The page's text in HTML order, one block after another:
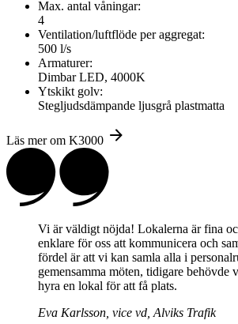
Max. antal våningar:
4
Ventilation/luftflöde per aggregat:
500 l/s
Armaturer:
Dimbar LED, 4000K
Ytskikt golv:
Stegljudsdämpande ljusgrå plastmatta
Läs mer om K3000
Vi är väldigt nöjda! Lokalerna är fina
enklare för oss att kommunicera och
fördel är att vi kan samla alla i
gemensamma möten, tidigare behövde
hyra en lokal för att få plats.
Eva Karlsson, vice vd, Alviks Trafik